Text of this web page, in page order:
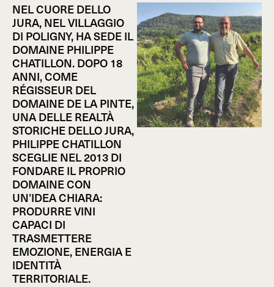
NEL CUORE DELLO
JURA, NEL VILLAGGIO
DI POLIGNY, HA SEDE IL
DOMAINE PHILIPPE
CHATILLON. DOPO 18
ANNI, COME
RÉGISSEUR DEL
DOMAINE DE LA PINTE,
UNA DELLE REALTÀ
STORICHE DELLO JURA,
PHILIPPE CHATILLON
SCEGLIE NEL 2013 DI
FONDARE IL PROPRIO
DOMAINE CON
UN’IDEA CHIARA:
PRODURRE VINI
CAPACI DI
TRASMETTERE
EMOZIONE, ENERGIA E
IDENTITÀ
TERRITORIALE.